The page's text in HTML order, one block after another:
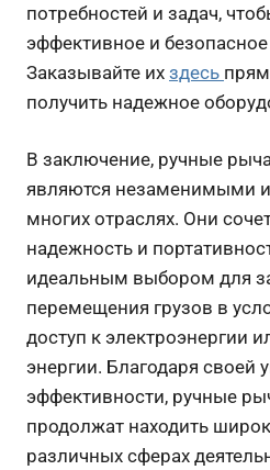
потребностей и задач,
эффективное и
Заказывайте их здесь
получить надежное
В заключение, ручные
являются незаменимыми
многих отраслях. Они
надежность и
идеальным выбором для
перемещения грузов в
доступ к электроэнергии
энергии. Благодаря своей
эффективности, ручные
продолжат находить
различных сферах